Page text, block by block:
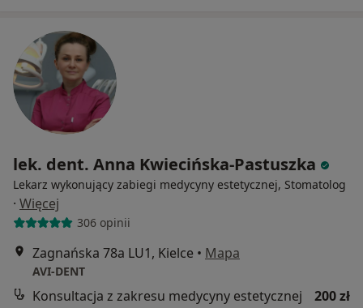
lek. dent. Anna Kwiecińska-Pastuszka
Lekarz wykonujący zabiegi medycyny estetycznej, Stomatolog
· Więcej
306 opinii
Zagnańska 78a LU1, Kielce • Mapa
AVI-DENT
Konsultacja z zakresu medycyny estetycznej
200 zł